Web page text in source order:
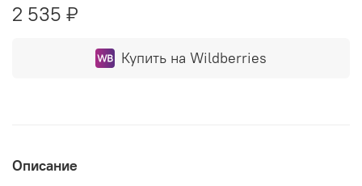
2 535 ₽
Купить на Wildberries
Описание